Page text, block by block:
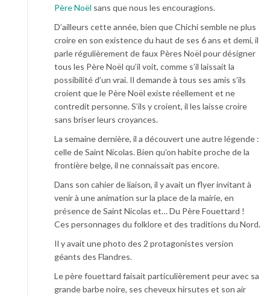
Père Noël sans que nous les encouragions.
D’ailleurs cette année, bien que Chichi semble ne plus
croire en son existence du haut de ses 6 ans et demi, il
parle régulièrement de faux Pères Noël pour désigner
tous les Père Noël qu’il voit, comme s’il laissait la
possibilité d’un vrai. Il demande à tous ses amis s’ils
croient que le Père Noël existe réellement et ne
contredit personne. S’ils y croient, il les laisse croire
sans briser leurs croyances.
La semaine dernière, il a découvert une autre légende :
celle de Saint Nicolas. Bien qu’on habite proche de la
frontière belge, il ne connaissait pas encore.
Dans son cahier de liaison, il y avait un flyer invitant à
venir à une animation sur la place de la mairie, en
présence de Saint Nicolas et… Du Père Fouettard !
Ces personnages du folklore et des traditions du Nord.
Il y avait une photo des 2 protagonistes version
géants des Flandres.
Le père fouettard faisait particulièrement peur avec sa
grande barbe noire, ses cheveux hirsutes et son air